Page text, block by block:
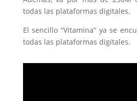
todas las plataformas digitales.
El sencillo “Vitamina” ya se
todas las plataformas digitales.